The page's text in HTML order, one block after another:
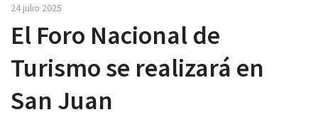
24 julio 2025
El Foro Nacional de
Turismo se realizará en
San Juan